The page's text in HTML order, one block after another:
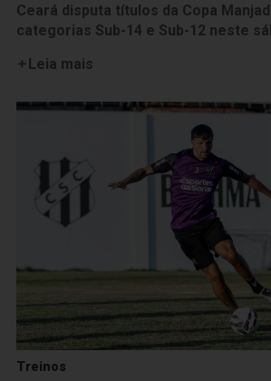
Ceará disputa títulos da Copa
categorias Sub-14 e Sub-12 neste
Leia mais
Treinos